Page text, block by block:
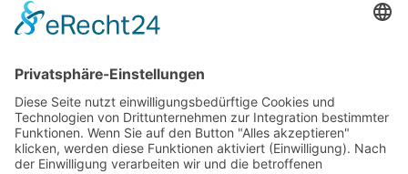
Podcasts, Themen und Informationen.
Entdecken Sie unser Forum für Medien, Bildung
und Demokratie - jederzeit und überall